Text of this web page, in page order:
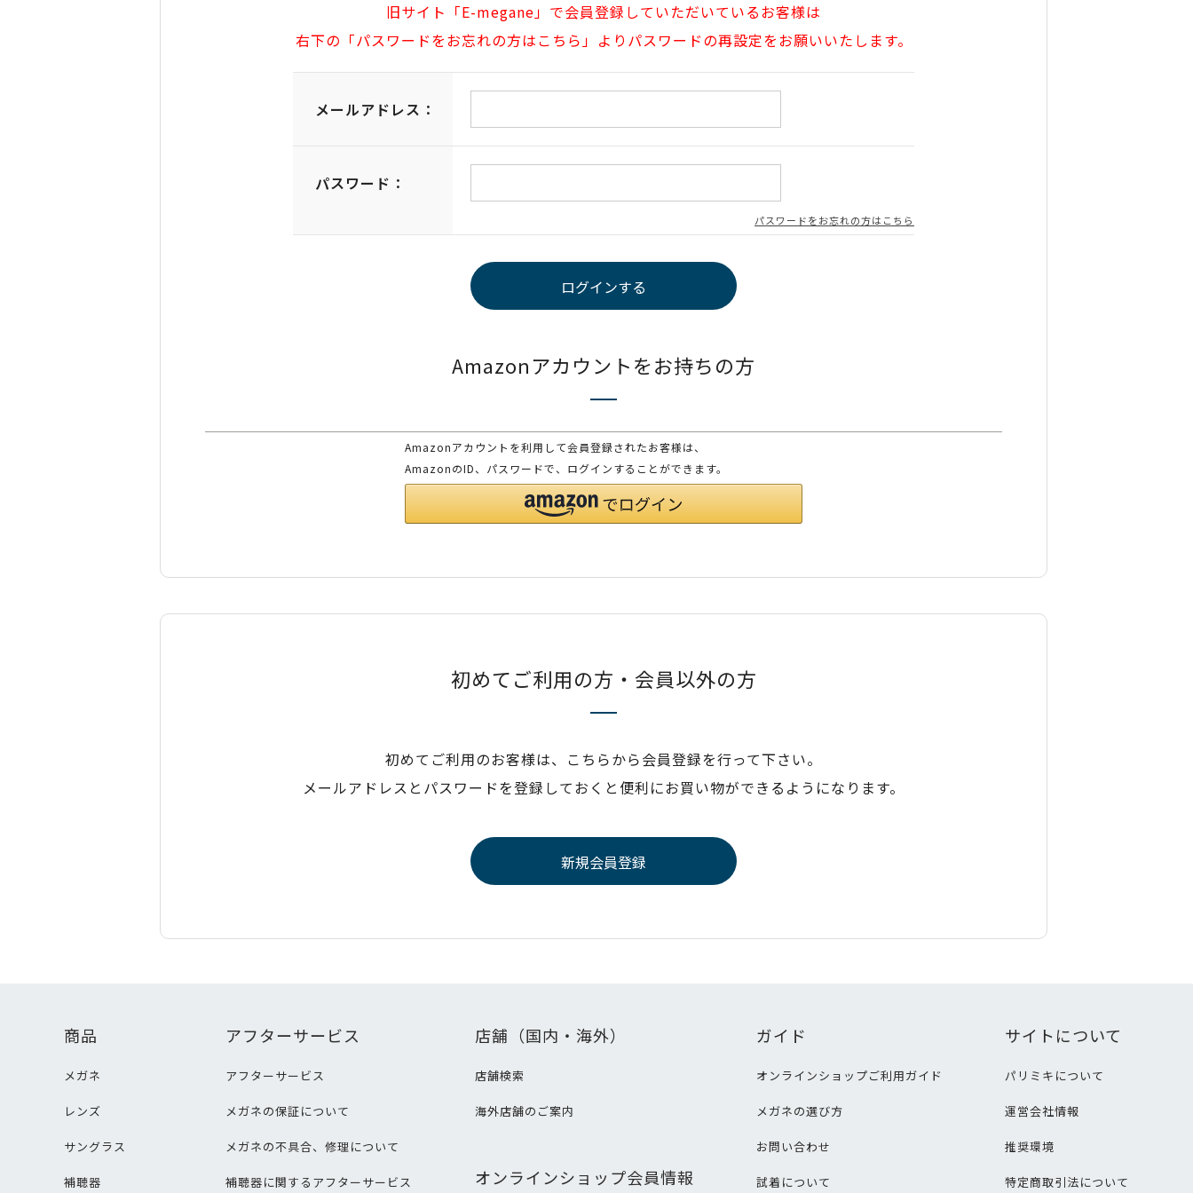
旧サイト「E-megane」で会員登録していただいているお客様は
右下の「パスワードをお忘れの方はこちら」よりパスワードの再設定をお願いいたします。
メールアドレス：
パスワード：
パスワードをお忘れの方はこちら
Amazonアカウントをお持ちの方
Amazonアカウントを利用して会員登録されたお客様は、
AmazonのID、パスワードで、ログインすることができます。
初めてご利用の方・会員以外の方
初めてご利用のお客様は、こちらから会員登録を行って下さい。
メールアドレスとパスワードを登録しておくと便利にお買い物ができるようになります。
商品
メガネ
レンズ
サングラス
補聴器
アフターサービス
アフターサービス
メガネの保証について
メガネの不具合、修理について
補聴器に関するアフターサービス
店舗（国内・海外）
店舗検索
海外店舗のご案内
オンラインショップ会員情報
ガイド
オンラインショップご利用ガイド
メガネの選び方
お問い合わせ
試着について
サイトについて
パリミキについて
運営会社情報
推奨環境
特定商取引法について